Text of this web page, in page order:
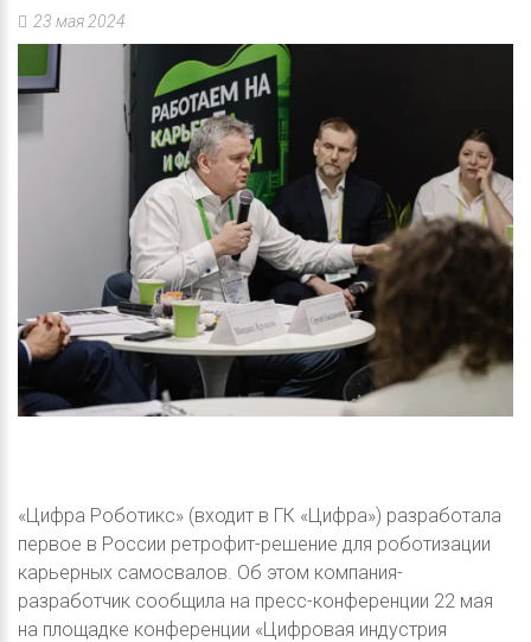
23 мая 2024
«Цифра Роботикс» (входит в ГК «Цифра») разработала
первое в России ретрофит-решение для роботизации
карьерных самосвалов. Об этом компания-
разработчик сообщила на пресс-конференции 22 мая
на площадке конференции «Цифровая индустрия